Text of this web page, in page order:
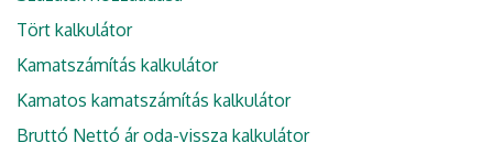
Tört kalkulátor
Kamatszámítás kalkulátor
Kamatos kamatszámítás kalkulátor
Bruttó Nettó ár oda-vissza kalkulátor